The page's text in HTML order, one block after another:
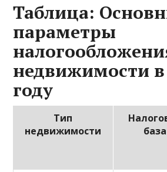
Таблица:
параметры
недвижимости в
году
Тип
недвижимости
база